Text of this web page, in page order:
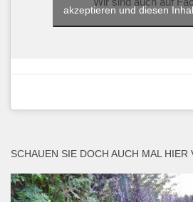
akzeptieren und diesen
SCHAUEN SIE DOCH AUCH MAL HIER